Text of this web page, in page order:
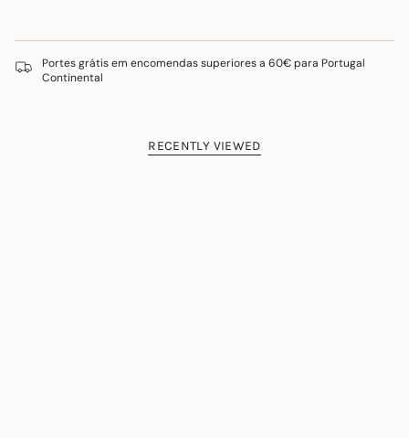
Portes grátis em encomendas superiores a 60€ para Portugal
Continental
RECENTLY VIEWED